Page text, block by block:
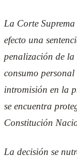
La Corte
efecto una
penalización de la
consumo personal
intromisión en la
se encuentra
Constitución
La decisión se